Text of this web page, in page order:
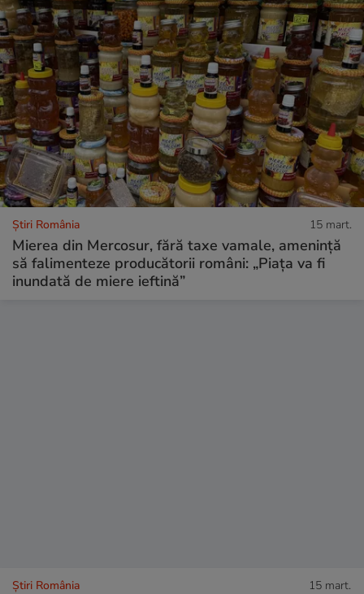
Știri România 15 mart.
Mierea din Mercosur, fără taxe vamale, amenință
să falimenteze producătorii români: „Piața va fi
inundată de miere ieftină”
Știri România 15 mart.